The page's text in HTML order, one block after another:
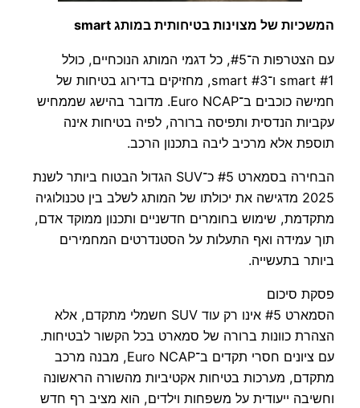
המשכיות של מצוינות בטיחותית במותג smart
עם הצטרפות ה־#5, כל דגמי המותג הנוכחיים, כולל
smart #1 ו־smart #3, מחזיקים בדירוג בטיחות של
חמישה כוכבים ב־Euro NCAP. מדובר בהישג שממחיש
עקביות הנדסית ותפיסה ברורה, לפיה בטיחות אינה
תוספת אלא מרכיב ליבה בתכנון הרכב.
הבחירה בסמארט #5 כ־SUV הגדול הבטוח ביותר לשנת
2025 מדגישה את יכולתו של המותג לשלב בין טכנולוגיה
מתקדמת, שימוש בחומרים חדשניים ותכנון ממוקד אדם,
תוך עמידה ואף התעלות על הסטנדרטים המחמירים
ביותר בתעשייה.
פסקת סיכום
הסמארט #5 אינו רק עוד SUV חשמלי מתקדם, אלא
הצהרת כוונות ברורה של סמארט בכל הקשור לבטיחות.
עם ציונים חסרי תקדים ב־Euro NCAP, מבנה מרכב
מתקדם, מערכות בטיחות אקטיביות מהשורה הראשונה
וחשיבה ייעודית על משפחות וילדים, הוא מציב רף חדש